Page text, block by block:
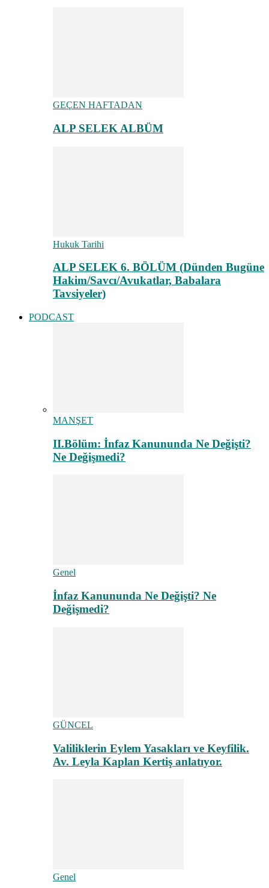
GEÇEN HAFTADAN
ALP SELEK ALBÜM
Hukuk Tarihi
ALP SELEK 6. BÖLÜM (Dünden Bugüne
Hakim/Savcı/Avukatlar, Babalara
Tavsiyeler)
PODCAST
MANŞET
II.Bölüm: İnfaz Kanununda Ne Değişti?
Ne Değişmedi?
Genel
İnfaz Kanununda Ne Değişti? Ne
Değişmedi?
GÜNCEL
Valiliklerin Eylem Yasakları ve Keyfilik.
Av. Leyla Kaplan Kertiş anlatıyor.
Genel